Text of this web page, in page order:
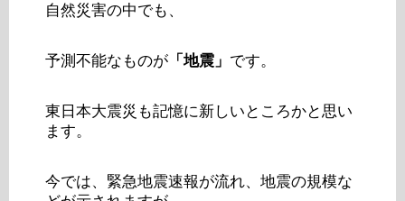
自然災害の中でも、
予測不能なものが 「地震」 です。
東日本大震災も記憶に新しいところかと思い
ます。
今では、緊急地震速報が流れ、地震の規模な